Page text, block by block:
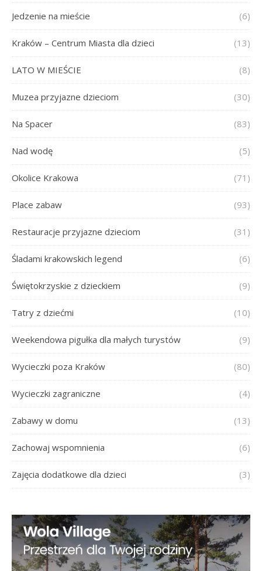
Jedzenie na mieście (6)
Kraków – Centrum Miasta dla dzieci (13)
LATO W MIEŚCIE (8)
Muzea przyjazne dzieciom (30)
Na Spacer (83)
Nad wodę (5)
Okolice Krakowa (71)
Place zabaw (93)
Restauracje przyjazne dzieciom (31)
Śladami krakowskich legend (6)
Świętokrzyskie z dzieckiem (9)
Tatry z dziećmi (10)
Weekendowa pigułka dla małych turystów (9)
Wycieczki poza Kraków (80)
Wycieczki zagraniczne (4)
Zabawy w domu (13)
Zachowaj wspomnienia (6)
Zajęcia dodatkowe dla dzieci (3)